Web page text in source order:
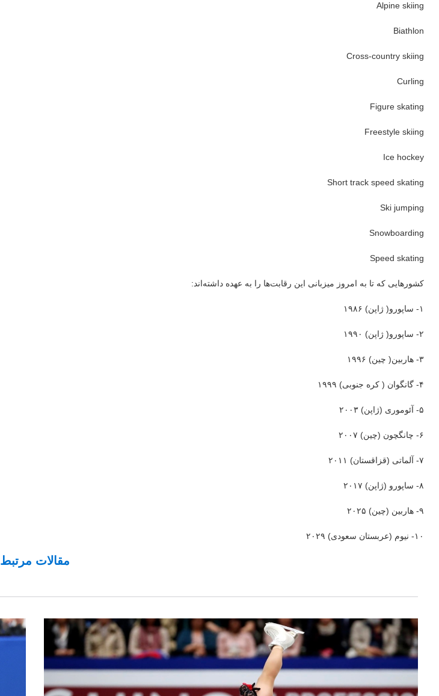
Alpine skiing
Biathlon
Cross-country skiing
Curling
Figure skating
Freestyle skiing
Ice hockey
Short track speed skating
Ski jumping
Snowboarding
Speed skating
کشورهایی که تا به امروز میزبانی این رقابت‌ها را به عهده داشته‌اند:
۱- ساپورو( ژاپن) ۱۹۸۶
۲- ساپورو( ژاپن) ۱۹۹۰
۳- هاربین( چین) ۱۹۹۶
۴- گانگوان ( کره جنوبی) ۱۹۹۹
۵- آئوموری (ژاپن) ۲۰۰۳
۶- چانگچون (چین) ۲۰۰۷
۷- آلماتی (قزاقستان) ۲۰۱۱
۸- ساپورو (ژاپن) ۲۰۱۷
۹- هاربین (چین) ۲۰۲۵
۱۰- نیوم (عربستان سعودی) ۲۰۲۹
مقالات مرتبط